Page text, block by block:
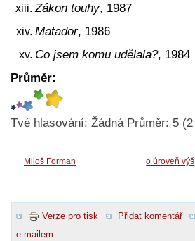
Zákon touhy, 1987
Matador, 1986
Co jsem komu udělala?, 1984
Průměr:
Tvé hlasování: Žádná Průměr: 5 (2
Miloš Forman o úroveň výš
Verze pro tisk Přidat komentář
e-mailem